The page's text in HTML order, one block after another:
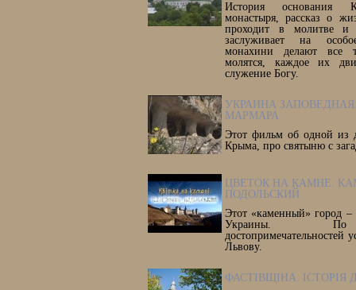
История основания
монастыря, рассказ о
проходит в молитве и
заслуживает на
монахини делают все
молятся, каждое их
служение Богу.
УКРАИНА
МАРМАРА
Этот фильм об одной из
Крыма, про святыню с
ЦВЕТОК НА КАМНЕ.
ПОДОЛЬСКИЙ
Этот «каменный» город –
Украины. По
достопримечательностей
Львову.
ФАСТІВЩІНА. ІСТОРІЯ